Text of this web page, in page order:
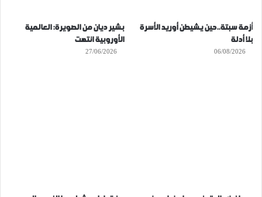
أزمة سبتة..حين يشيطن أوريد الأسرة
بلا أدلة
06/08/2026
بشير ديان من الصويرة: العالمية
الأوروبية انتهت
27/06/2026